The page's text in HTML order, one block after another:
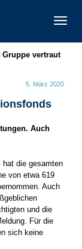
Gruppe vertraut
5. März 2020
Auch
hat die gesamten
von etwa 619
Auch
und die
Für die
sich keine